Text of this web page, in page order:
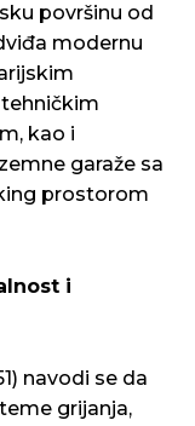
površinu od
modernu
kao i
garaže sa
prostorom
i
navodi se da
grijanja,